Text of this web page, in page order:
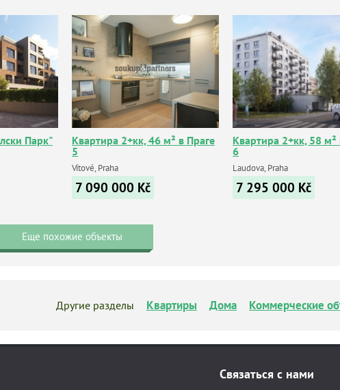
Парк"
Квартира 2+кк, 46 м² в Праге
5
Vítové, Praha
7 090 000 Kč
Квартира 2+кк, 58 м²
6
Laudova, Praha
7 295 000 Kč
Еще похожие объекты
Другие разделы Квартиры Дома Коммерческие
Связаться с нами